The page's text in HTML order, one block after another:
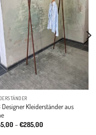
Designer Kleiderständer aus
–€285,00Price